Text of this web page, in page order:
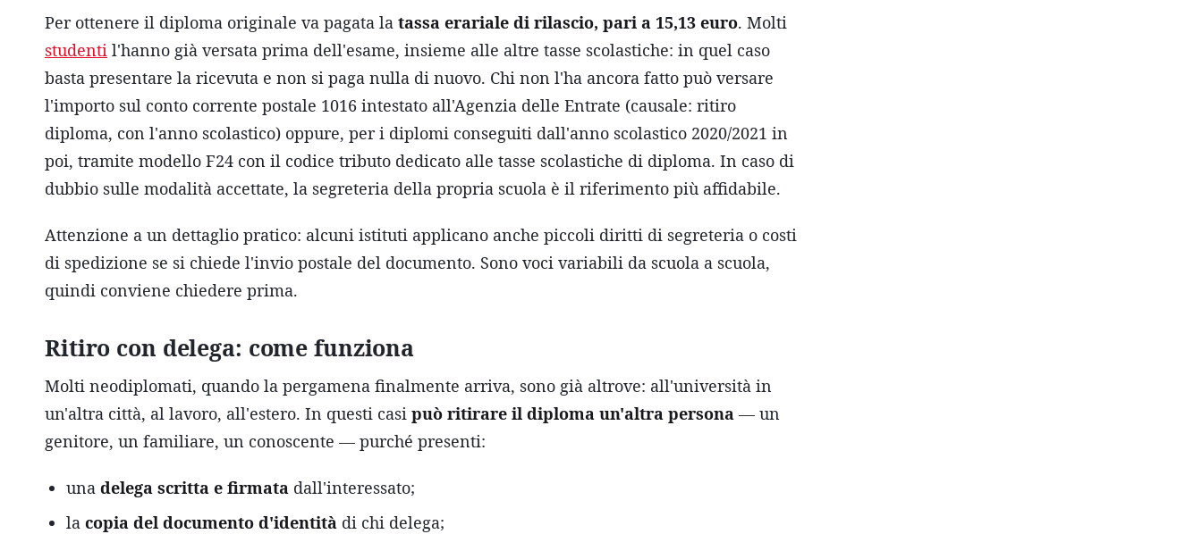
Per ottenere il diploma originale va pagata la tassa erariale di rilascio, pari a 15,13 euro. Molti
studenti l'hanno già versata prima dell'esame, insieme alle altre tasse scolastiche: in quel caso
basta presentare la ricevuta e non si paga nulla di nuovo. Chi non l'ha ancora fatto può versare
l'importo sul conto corrente postale 1016 intestato all'Agenzia delle Entrate (causale: ritiro
diploma, con l'anno scolastico) oppure, per i diplomi conseguiti dall'anno scolastico 2020/2021 in
poi, tramite modello F24 con il codice tributo dedicato alle tasse scolastiche di diploma. In caso di
dubbio sulle modalità accettate, la segreteria della propria scuola è il riferimento più affidabile.
Attenzione a un dettaglio pratico: alcuni istituti applicano anche piccoli diritti di segreteria o costi
di spedizione se si chiede l'invio postale del documento. Sono voci variabili da scuola a scuola,
quindi conviene chiedere prima.
Ritiro con delega: come funziona
Molti neodiplomati, quando la pergamena finalmente arriva, sono già altrove: all'università in
un'altra città, al lavoro, all'estero. In questi casi può ritirare il diploma un'altra persona — un
genitore, un familiare, un conoscente — purché presenti:
una delega scritta e firmata dall'interessato;
la copia del documento d'identità di chi delega;